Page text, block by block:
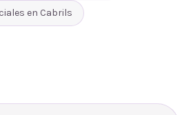
en Cabrils